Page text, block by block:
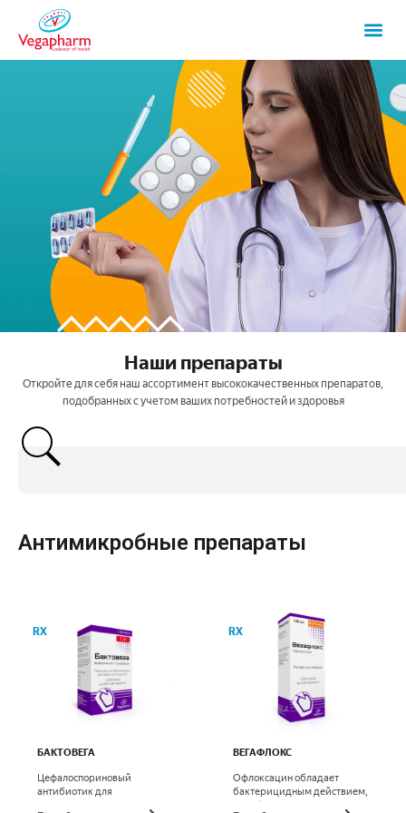
Наши препараты
Откройте для себя наш ассортимент высококачественных препаратов,
подобранных с учетом ваших потребностей и здоровья
Антимикробные препараты
RX
БАКТОВЕГА
Цефалоспориновый
антибиотик для
RX
ВЕГАФЛОКС
Офлоксацин обладает
бактерицидным действием,
ингибируя жизненно